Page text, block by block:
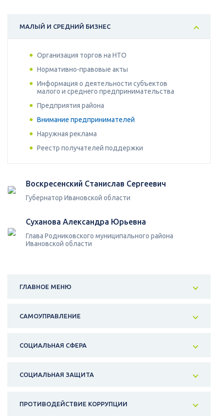
МАЛЫЙ И СРЕДНИЙ БИЗНЕС
Организация торгов на НТО
Нормативно-правовые акты
Информация о деятельности субъектов
малого и среднего предпринимательства
Предприятия района
Внимание предпринимателей
Наружная реклама
Реестр получателей поддержки
Воскресенский Станислав Сергеевич
Губернатор Ивановской области
Суханова Александра Юрьевна
Глава Родниковского муниципального района
Ивановской области
ГЛАВНОЕ МЕНЮ
САМОУПРАВЛЕНИЕ
СОЦИАЛЬНАЯ СФЕРА
СОЦИАЛЬНАЯ ЗАЩИТА
ПРОТИВОДЕЙСТВИЕ КОРРУПЦИИ